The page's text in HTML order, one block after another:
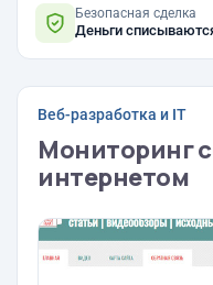
Безопасная сделка
Деньги
Веб-разработка и IT
Мониторинг
интернетом